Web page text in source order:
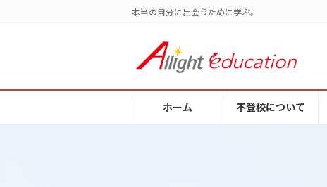
へ
キ
ョ
に
本当の自分に出会うために学ぶ。
ホーム 不登校について